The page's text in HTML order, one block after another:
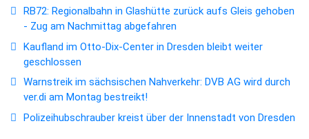
RB72: Regionalbahn in Glashütte zurück aufs Gleis gehoben
- Zug am Nachmittag abgefahren
Kaufland im Otto-Dix-Center in Dresden bleibt weiter
geschlossen
Warnstreik im sächsischen Nahverkehr: DVB AG wird durch
ver.di am Montag bestreikt!
Polizeihubschrauber kreist über der Innenstadt von Dresden